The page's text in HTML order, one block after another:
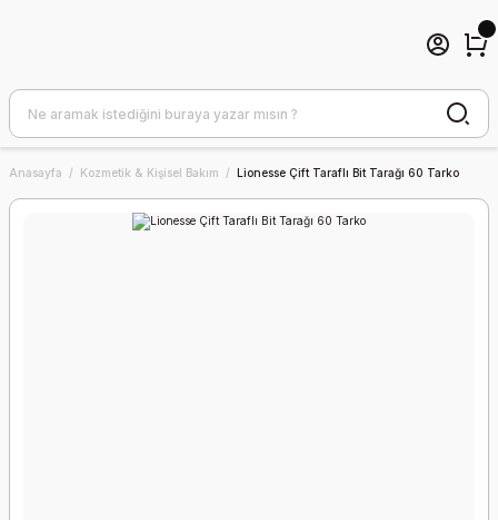
Anasayfa Kozmetik & Kişisel Bakım Lionesse Çift Taraflı Bit Tarağı 60 Tarko